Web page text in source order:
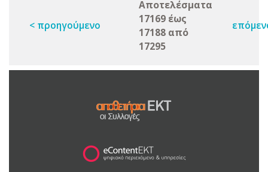
< προηγούμενο
Αποτελέσματα
17169 έως
17188 από
17295